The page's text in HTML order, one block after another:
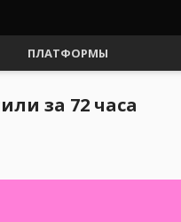
ПЛАТФОРМЫ
за 72 часа